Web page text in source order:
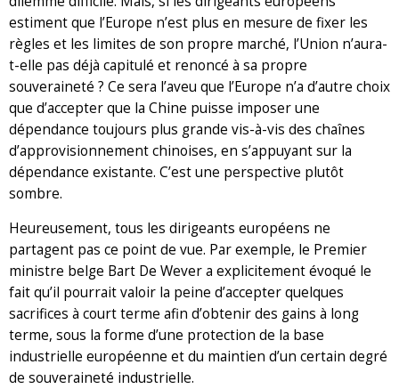
estiment que l’Europe n’est plus en mesure de fixer les
règles et les limites de son propre marché, l’Union n’aura-
t-elle pas déjà capitulé et renoncé à sa propre
souveraineté ? Ce sera l’aveu que l’Europe n’a d’autre choix
que d’accepter que la Chine puisse imposer une
dépendance toujours plus grande vis-à-vis des chaînes
d’approvisionnement chinoises, en s’appuyant sur la
dépendance existante. C’est une perspective plutôt
sombre.
Heureusement, tous les dirigeants européens ne
partagent pas ce point de vue. Par exemple, le Premier
ministre belge Bart De Wever a explicitement évoqué le
fait qu’il pourrait valoir la peine d’accepter quelques
sacrifices à court terme afin d’obtenir des gains à long
terme, sous la forme d’une protection de la base
industrielle européenne et du maintien d’un certain degré
de souveraineté industrielle.